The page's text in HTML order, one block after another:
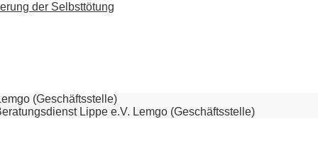
der Selbsttötung
(Geschäftsstelle)
Lippe e.V. Lemgo (Geschäftsstelle)